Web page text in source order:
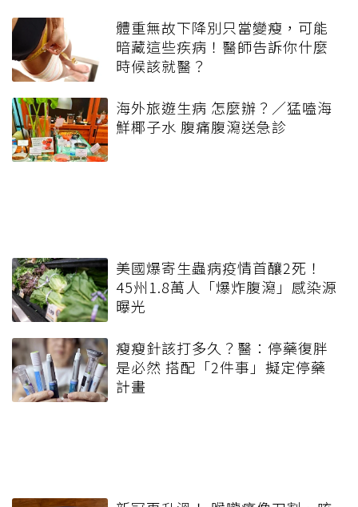
體重無故下降別只當變瘦，可能
暗藏這些疾病！醫師告訴你什麼
時候該就醫？
海外旅遊生病 怎麼辦？／猛嗑海
鮮椰子水 腹痛腹瀉送急診
美國爆寄生蟲病疫情首釀2死！
45州1.8萬人「爆炸腹瀉」感染源
曝光
瘦瘦針該打多久？醫：停藥復胖
是必然 搭配「2件事」擬定停藥
計畫